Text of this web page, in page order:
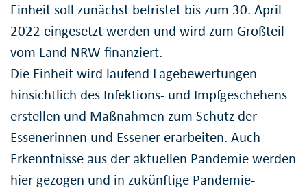
Einheit soll zunächst befristet bis zum 30. April
2022 eingesetzt werden und wird zum Großteil
vom Land NRW finanziert.
Die Einheit wird laufend Lagebewertungen
hinsichtlich des Infektions- und Impfgeschehens
erstellen und Maßnahmen zum Schutz der
Essenerinnen und Essener erarbeiten. Auch
Erkenntnisse aus der aktuellen Pandemie werden
hier gezogen und in zukünftige Pandemie-